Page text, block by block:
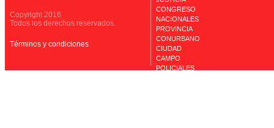
Copyright 2016
Todos los derechos reservados.
Términos y condiciones
CONGRESO
NACIONALES
PROVINCIA
CONURBANO
CIUDAD
CAMPO
POLICIALES